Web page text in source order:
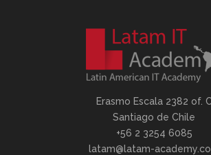
Erasmo Escala 2382 of. C
Santiago de Chile
+56 2 3254 6085
latam@latam-